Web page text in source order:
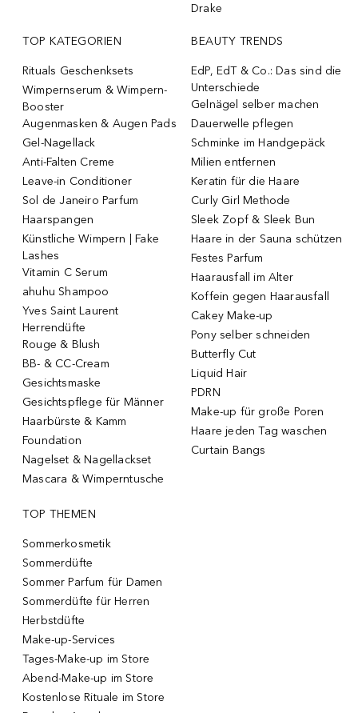
Drake
TOP KATEGORIEN
Rituals Geschenksets
Wimpernserum & Wimpern-
Booster
Augenmasken & Augen Pads
Gel-Nagellack
Anti-Falten Creme
Leave-in Conditioner
Sol de Janeiro Parfum
Haarspangen
Künstliche Wimpern | Fake
Lashes
Vitamin C Serum
ahuhu Shampoo
Yves Saint Laurent
Herrendüfte
Rouge & Blush
BB- & CC-Cream
Gesichtsmaske
Gesichtspflege für Männer
Haarbürste & Kamm
Foundation
Nagelset & Nagellackset
Mascara & Wimperntusche
BEAUTY TRENDS
EdP, EdT & Co.: Das sind die
Unterschiede
Gelnägel selber machen
Dauerwelle pflegen
Schminke im Handgepäck
Milien entfernen
Keratin für die Haare
Curly Girl Methode
Sleek Zopf & Sleek Bun
Haare in der Sauna schützen
Festes Parfum
Haarausfall im Alter
Koffein gegen Haarausfall
Cakey Make-up
Pony selber schneiden
Butterfly Cut
Liquid Hair
PDRN
Make-up für große Poren
Haare jeden Tag waschen
Curtain Bangs
TOP THEMEN
Sommerkosmetik
Sommerdüfte
Sommer Parfum für Damen
Sommerdüfte für Herren
Herbstdüfte
Make-up-Services
Tages-Make-up im Store
Abend-Make-up im Store
Kostenlose Rituale im Store